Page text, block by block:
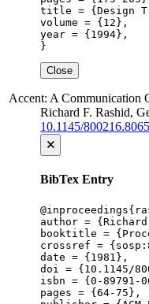
title = {Design
volume = {12},
year = {1994},
}
Close
Accent: A Communication
Richard F. Rashid,
10.1145/
🗙
BibTex Entry
author =
booktitle =
crossref =
date = {1981},
doi = {10.1145/
isbn = {0-89791-
pages = {64-75},